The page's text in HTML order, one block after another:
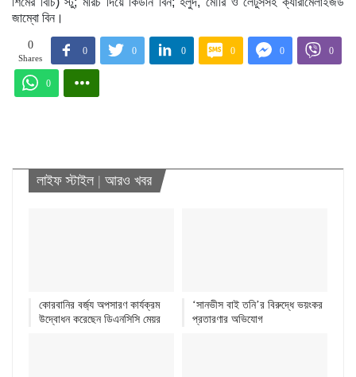
জাম্বো বিন।
0
Shares
0 0 0 0 0 0
0
লাইফ স্টাইল | আরও খবর
কোরবানির বর্জ্য অপসারণ কার্যক্রম
উদ্বোধন করেছেন ডিএনসিসি মেয়র
‘সানভীস বাই তনি’র বিরুদ্ধে ভয়ংকর
প্রতারণার অভিযোগ